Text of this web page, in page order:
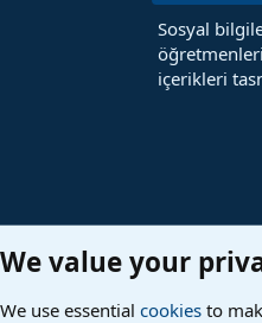
Sosyal
içerikleri
We value your
We use essential cookies to